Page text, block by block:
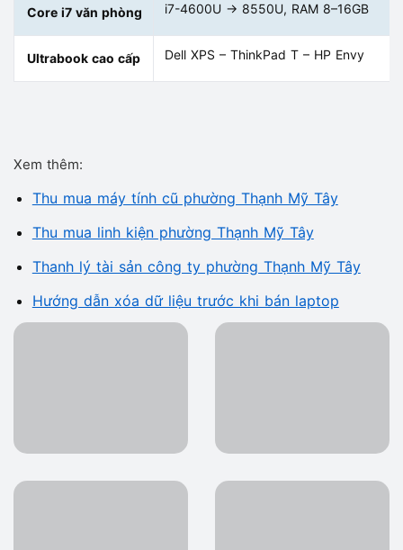
Core i7 văn phòng i7-4600U → 8550U, RAM 8–16GB
Ultrabook cao cấp Dell XPS – ThinkPad T – HP Envy
Xem thêm:
Thu mua máy tính cũ phường Thạnh Mỹ Tây
Thu mua linh kiện phường Thạnh Mỹ Tây
Thanh lý tài sản công ty phường Thạnh Mỹ Tây
Hướng dẫn xóa dữ liệu trước khi bán laptop